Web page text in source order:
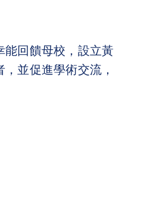
回饋母校，設立黃
並促進學術交流，